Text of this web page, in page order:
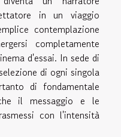
in un viaggio
contemplazione
completamente
d'essai. In sede di
di ogni singola
di fondamentale
il messaggio e le
con l'intensità